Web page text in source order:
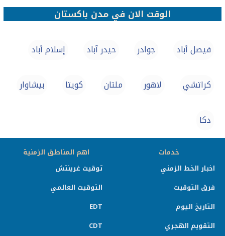
الوقت الان في مدن باكستان
فيصل أباد جوادر حيدر آباد إسلام أباد
كراتشي لاهور ملتان كويتا بيشاوار
دكا
خدمات
اخبار الخط الزمني
فرق التوقيت
التاريخ اليوم
التقويم الهجري
اهم المناطق الزمنية
توقيت غرينتش
التوقيت العالمي
EDT
CDT